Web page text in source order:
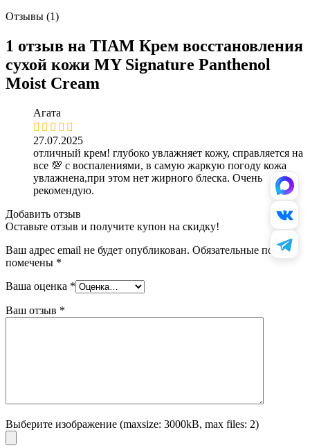
Отзывы (1)
1 отзыв на TIAM Крем восстановления
сухой кожи MY Signature Panthenol
Moist Cream
Агата
27.07.2025
отличный крем! глубоко увлажняет кожу, справляется на
все 💯 с воспалениями, в самую жаркую погоду кожа
увлажнена,при этом нет жирного блеска. Очень
рекомендую.
Добавить отзыв
Оставьте отзыв и получите купон на скидку!
Ваш адрес email не будет опубликован. Обязательные поля
помечены *
Ваша оценка *
Ваш отзыв *
Выберите изображение (maxsize: 3000kB, max files: 2)